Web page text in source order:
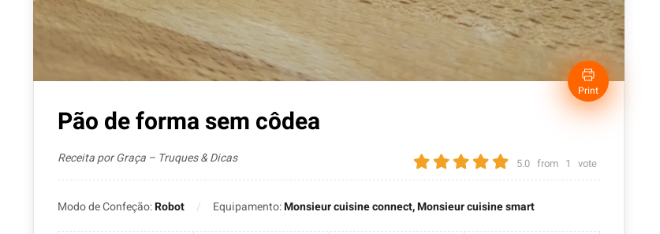
Print
Pão de forma sem côdea
5.0 from 1 vote
Receita por Graça – Truques & Dicas
Modo de Confeção:Robot Equipamento:Monsieur cuisine connect, Monsieur cuisine smart